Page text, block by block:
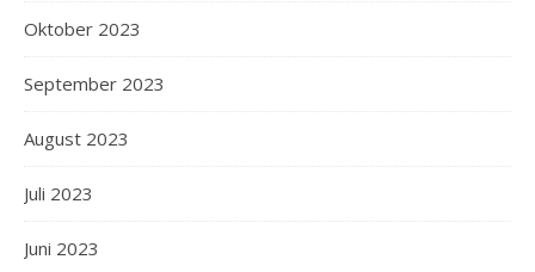
Oktober 2023
September 2023
August 2023
Juli 2023
Juni 2023